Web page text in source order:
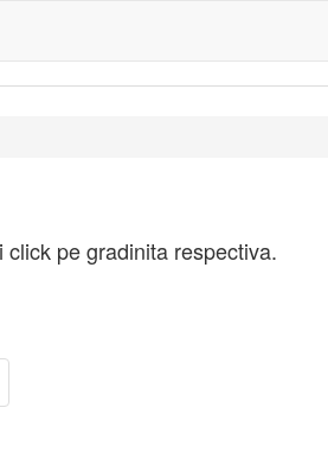
pe gradinita respectiva.